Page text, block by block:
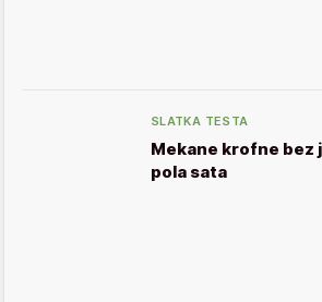
SLATKA TESTA
Mekane krofne bez
pola sata